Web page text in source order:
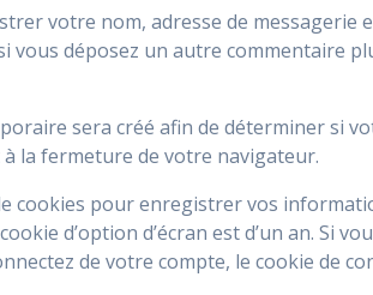
votre nom, adresse de messagerie
déposez un autre commentaire
sera créé afin de déterminer si
la fermeture de votre navigateur.
cookies pour enregistrer vos
d’option d’écran est d’un an. Si
de votre compte, le cookie de